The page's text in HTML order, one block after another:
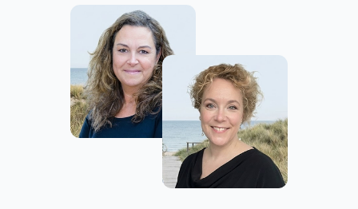
Dashboard & Rapportering: